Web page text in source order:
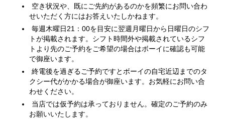
空き状況や、既にご先約があるのかを頻繁にお問い合わ
せいただく方にはお答えいたしかねます。
毎週木曜日21：00を目安に翌週月曜日から日曜日のシフ
トが掲載されます。シフト時間外や掲載されているシフ
トより先のご予約をご希望の場合はボーイに確認も可能
で御座います。
終電後を過ぎるご予約ですとボーイの自宅近辺までのタ
クシー代がかかる場合が御座います。お気軽にお問い合
わせください。
当店では仮予約は承っておりません。確定のご予約のみ
お願いいたします。